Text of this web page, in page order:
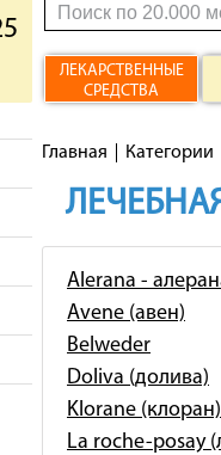
ЛЕКАРСТВЕННЫЕ
СРЕДСТВА
Главная Категории
Alerana -
Avene (авен)
Belweder
Doliva (долива)
Klorane (клоран)
La roche-posay